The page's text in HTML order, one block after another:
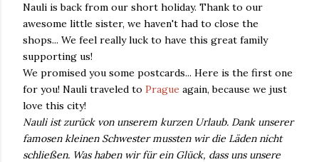
Nauli is back from our short holiday. Thank to our
awesome little sister, we haven't had to close the
shops... We feel really luck to have this great family
supporting us!
We promised you some postcards... Here is the first one
for you! Nauli traveled to Prague again, because we just
love this city!
Nauli ist zurück von unserem kurzen Urlaub. Dank unserer
famosen kleinen Schwester mussten wir die Läden nicht
schließen. Was haben wir für ein Glück, dass uns unsere